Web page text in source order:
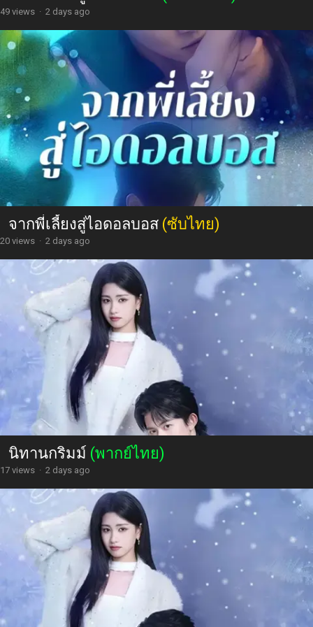
49 views · 2 days ago
จากพี่เลี้ยงสู่ไอดอลบอส (ซับไทย)
20 views · 2 days ago
นิทานกริมม์ (พากย์ไทย)
17 views · 2 days ago